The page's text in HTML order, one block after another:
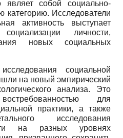
являет собой социально-
категорию. Исследователи
активность выступает
личности,
новых социальных
социальной
на новый эмпирический
анализа. Это
для
практики, а также
исследования
на разных уровнях